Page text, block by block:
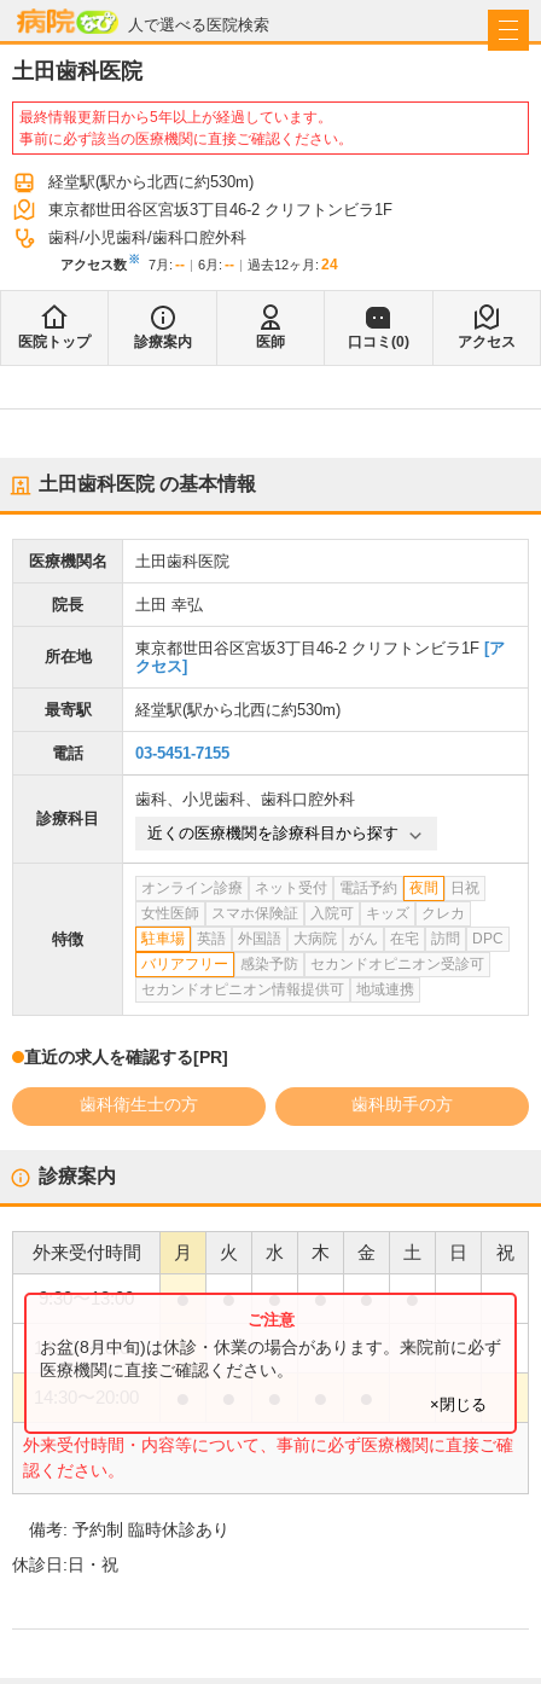
人で選べる医院検索
病院なび
土田歯科医院
最終情報更新日から5年以上が経過しています。
事前に必ず該当の医療機関に直接ご確認ください。
経堂駅(駅から北西に約530m)
東京都世田谷区宮坂3丁目46-2 クリフトンビラ1F
歯科 小児歯科 歯科口腔外科
アクセス数※ 7月 : -- 6月 : -- 過去12ヶ月: 24
医院トップ 診療案内 医師 口コミ(0) アクセス
土田歯科医院の基本情報
医療機関名 土田歯科医院
院長 土田 幸弘
所在地 東京都世田谷区宮坂3丁目46-2 クリフトンビラ1F [ア
クセス]
最寄駅 経堂駅(駅から北西に約530m)
電話 03-5451-7155
診療科目
歯科、 小児歯科、 歯科口腔外科
近くの医療機関を診療科目から探す
特徴
オンライン診療 ネット受付 電話予約 夜間
日祝
女性医師
スマホ保険証 入院可 キッズ
クレカ
駐車場
英語 外国語 大病院 がん 在宅 訪問
DPC
バリアフリー
感染予防
セカンドオピニオン受診可
セカンドオピニオン情報提供可
地域連携
直近の求人を確認する[PR]
歯科衛生士の方 歯科助手の方
診療案内
外来受付時間 月 火 水 木 金 土 日 祝
9:30〜13:00 ● ● ● ● ● ●
14:30〜18:00 ●
外来受付時間・内容等について、事前に必ず医療機関に直接ご確
認ください。
お盆(8月中旬)は休診・休業の場合があります。来院前に必ず
医療機関に直接ご確認ください。
×閉じる
備考:予約制 臨時休診あり
休診日:日・祝